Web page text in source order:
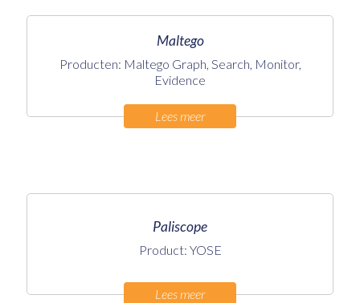
Maltego
Producten: Maltego Graph, Search, Monitor,
Evidence
Lees meer
Paliscope
Product: YOSE
Lees meer